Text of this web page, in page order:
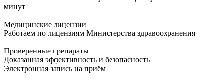
минут
Медицинские лицензии
Работаем по лицензиям Министерства здравоохранения
Проверенные препараты
Доказанная эффективность и безопасность
Электронная запись на приём